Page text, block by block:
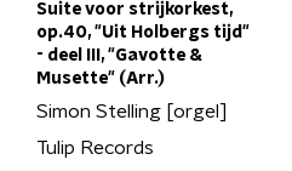
Suite voor strijkorkest,
op.40, "Uit Holbergs tijd"
- deel III, "Gavotte &
Musette" (Arr.)
Simon Stelling [orgel]
Tulip Records